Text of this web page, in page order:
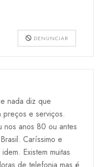
DENUNCIAR
nada diz que
preços e serviços.
nos anos 80 ou antes
Caríssimo e
Existem muitas